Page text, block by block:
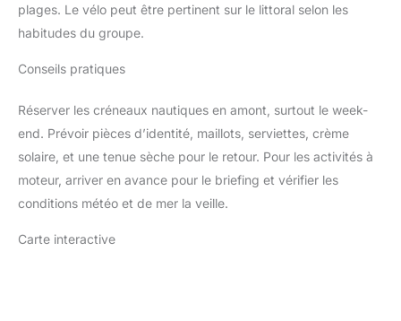
plages. Le vélo peut être pertinent sur le littoral selon les
habitudes du groupe.
Conseils pratiques
Réserver les créneaux nautiques en amont, surtout le week-
end. Prévoir pièces d’identité, maillots, serviettes, crème
solaire, et une tenue sèche pour le retour. Pour les activités à
moteur, arriver en avance pour le briefing et vérifier les
conditions météo et de mer la veille.
Carte interactive